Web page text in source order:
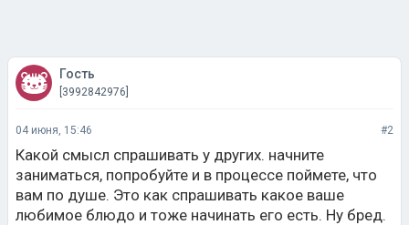
Гость
[3992842976]
04 июня, 15:46 #2
Какой смысл спрашивать у других. начните
заниматься, попробуйте и в процессе поймете, что
вам по душе. Это как спрашивать какое ваше
любимое блюдо и тоже начинать его есть. Ну бред.